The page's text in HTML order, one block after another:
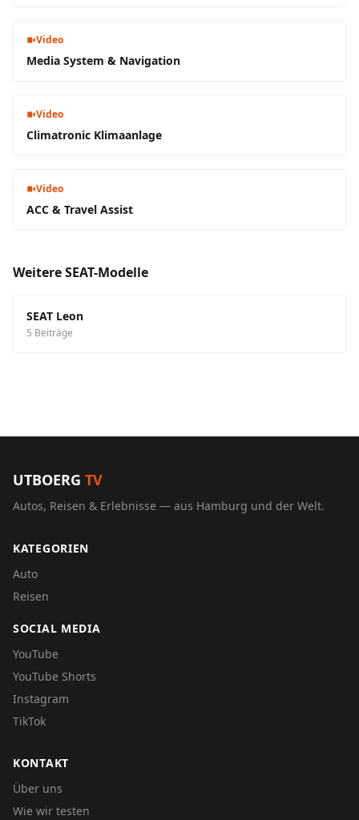
Video
Media System & Navigation
Video
Climatronic Klimaanlage
Video
ACC & Travel Assist
Weitere SEAT-Modelle
SEAT Leon
5 Beiträge
UTBOERG TV
Autos, Reisen & Erlebnisse — aus Hamburg und der Welt.
KATEGORIEN
Auto
Reisen
SOCIAL MEDIA
YouTube
YouTube Shorts
Instagram
TikTok
KONTAKT
Über uns
Wie wir testen